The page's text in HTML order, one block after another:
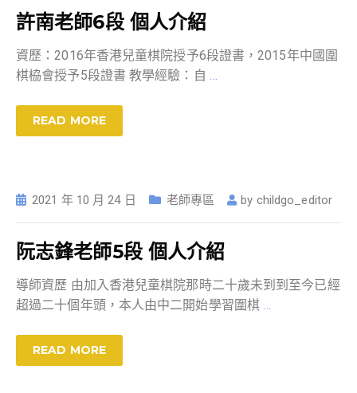
許南老師6段 個人介紹
資歷：2016年香港兒童棋院授予6段證書，2015年中國圍
棋栛會授予5段證書 教學經驗：自 …
READ MORE
2021 年 10 月 24 日 老師專區 by childgo_editor
阮志鋒老師5段 個人介紹
導師資歷 由加入香港兒童棋院那時二十歲未到到至今已經
超過二十個年頭，本人由中二開始學習圍棋…
READ MORE